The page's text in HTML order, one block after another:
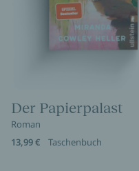
Der Papierpalast
Roman
13,99 €
Taschenbuch